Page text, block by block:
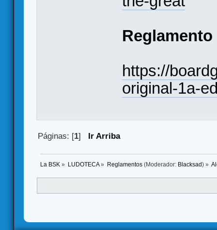
Reglamento
https://
original-1a-
Páginas: [1] Ir Arriba
La BSK » LUDOTECA» Reglamentos(Moderador: Blacksad) »